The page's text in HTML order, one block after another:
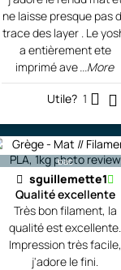
ne laisse presque pas
trace des layer . Le
a entièrement ete
imprimé ave...More
Utile? 1
bac
sguillemette1
Qualité excellente
Très bon filament, la
qualité est excellente.
Impression très facile,
j'adore le fini.